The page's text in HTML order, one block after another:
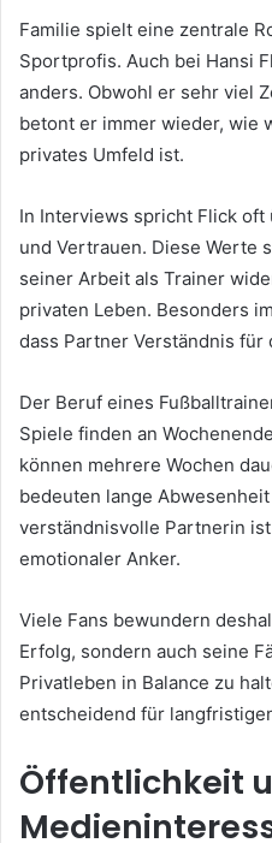
Familie spielt eine zentrale
Sportprofis. Auch bei Hansi
anders. Obwohl er sehr viel
betont er immer wieder, wie
privates Umfeld ist.
In Interviews spricht Flick oft
und Vertrauen. Diese Werte
seiner Arbeit als Trainer
privaten Leben. Besonders
dass Partner Verständnis
Der Beruf eines
Spiele finden an
können mehrere Wochen
bedeuten lange
verständnisvolle Partnerin
emotionaler Anker.
Viele Fans bewundern
Erfolg, sondern auch seine
Privatleben in Balance zu
entscheidend für
Öffentlichkeit